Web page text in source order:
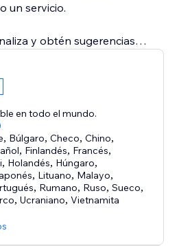
un servicio.
y obtén sugerencias
de email brindan a tu
de spam internos y
las mejores tasas de
disponibles para ofrecerte
más a medida que tu negocio va creciendo.
en todo el mundo.
, Búlgaro,Checo,Chino,
, Finlandés, Francés,
, Holandés, Húngaro,
, Lituano, Malayo,
, Rumano, Ruso,Sueco,
,Ucraniano,Vietnamita